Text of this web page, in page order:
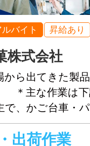
バイト 昇給あり
株式会社
ら出てきた製
＊主な作業は
で、かご台車・
、スーパー毎
達を手伝って
出荷作業